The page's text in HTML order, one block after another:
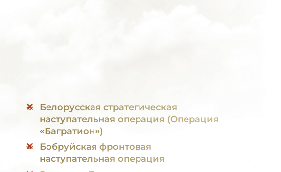
Белорусская стратегическая
наступательная операция (Операция
«Багратион»)
Бобруйская фронтовая
наступательная операция